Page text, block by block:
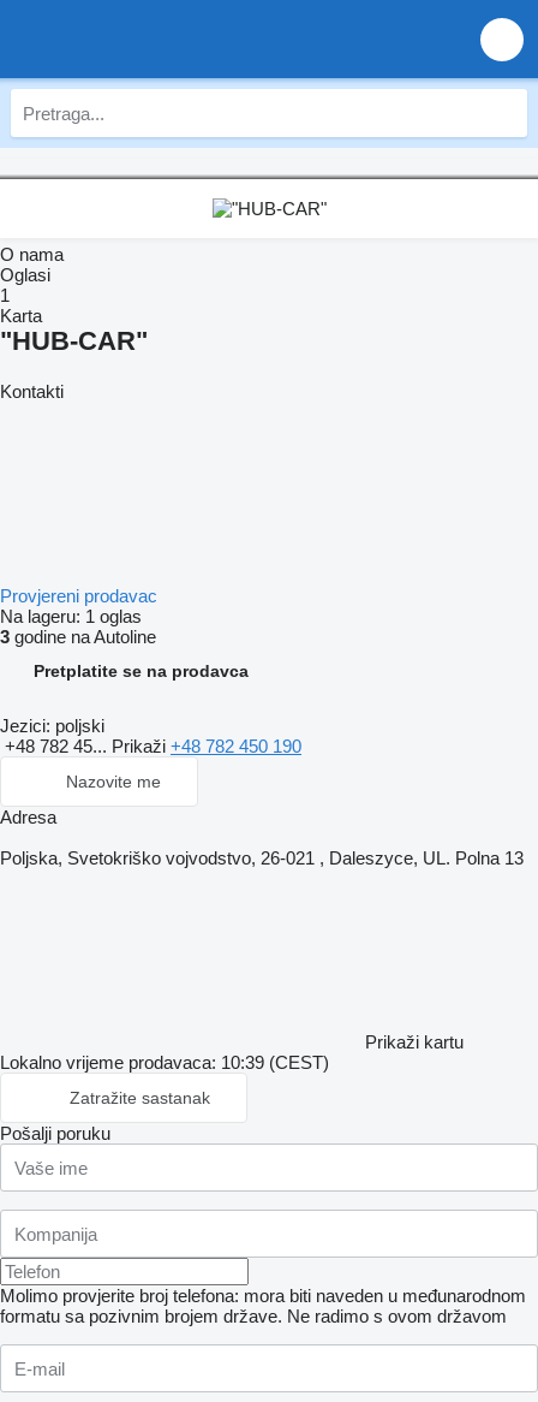
O nama
Oglasi
1
Karta
"HUB-CAR"
Kontakti
Provjereni prodavac
Na lageru: 1 oglas
3 godine na Autoline
Pretplatite se na prodavca
Jezici: poljski
+48 782 45... Prikaži +48 782 450 190
Nazovite me
Adresa
Poljska, Svetokriško vojvodstvo, 26-021 , Daleszyce, UL. Polna 13
Prikaži kartu
Lokalno vrijeme prodavaca: 10:39 (CEST)
Zatražite sastanak
Pošalji poruku
Molimo provjerite broj telefona: mora biti naveden u međunarodnom
formatu sa pozivnim brojem države. Ne radimo s ovom državom